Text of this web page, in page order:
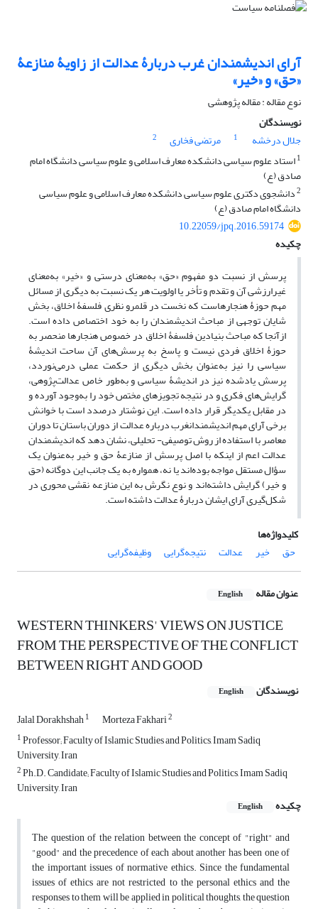
آرای اندیشمندان غرب دربارۀ عدالت ‌از زاویۀ منازعۀ
«حق» و «خیر»
نوع مقاله : مقاله پژوهشی
نویسندگان
جلال درخشه
1 مرتضی فخاری
2
1استاد علوم سیاسی دانشکده معارف اسلامی و علوم سیاسی دانشگاه امام
صادق (ع)
2دانشجوی دکتری علوم سیاسی دانشکده معارف اسلامی و علوم سیاسی
دانشگاه امام صادق (ع)
10.22059/jpq.2016.59174
چکیده
پرسش از نسبت دو مفهوم «حق» به‌معنای درستی و «خیر» به‌معنای
غیرارزشی آن و تقدم و تأخر یا اولویت هر یک نسبت به دیگری از مسائل
مهم حوزۀ هنجارهاست که نخست در قلمرو نظری فلسفۀ اخلاق، بخش
شایان توجهی از مباحث اندیشمندان را به خود اختصاص داده است.
ازآنجا که مباحث بنیادین فلسفۀ اخلاق در خصوص هنجارها منحصر به
حوزۀ اخلاق فردی نیست و پاسخ به پرسش‌های آن ساحت اندیشۀ
سیاسی را نیز به‌عنوان بخش دیگری از حکمت عملی درمی‌نوردد،
پرسش یادشده نیز در اندیشۀ سیاسی و به‌طور خاص عدالت‌پژوهی،
گرایش‌های فکری و در نتیجه تجویزهای مختص خود را به‌وجود آورده و
در مقابل یکدیگر قرار داده است. این نوشتار درصدد است با خوانش
برخی آرای مهم اندیشمندانغرب درباره عدالت از دوران باستان تا دوران
معاصر با استفاده از روش توصیفی- تحلیلی، نشان دهد که اندیشمندان
عدالت اعم از اینکه با اصل پرسش از منازعۀ حق و خیر به‌عنوان یک
سؤال مستقل مواجه بوده‌اند یا نه، همواره به یک جانب این دوگانه (حق
و خیر) گرایش داشته‌اند و نوع نگرش به این منازعه نقشی محوری در
شکل‌گیری آرای ایشان دربارۀ عدالت داشته است.
کلیدواژه‌ها
حق
خیر عدالت نتیجه‌گرایی وظیفه‌گرایی
عنوان مقاله English
WESTERN THINKERS' VIEWS ON JUSTICE
FROM THE PERSPECTIVE OF THE CONFLICT
BETWEEN RIGHT AND GOOD
نویسندگان English
Jalal Dorakhshah1 Morteza Fakhari2
1Professor; Faculty of Islamic Studies and Politics, Imam Sadiq
University, Iran
2Ph.D. Candidate; Faculty of Islamic Studies and Politics, Imam Sadiq
University, Iran
چکیده
English
The question of the relation between the concept of "right" and
"good" and the precedence of each about another has been one of
the important issues of normative ethics. Since the fundamental
issues of ethics are not restricted to the personal ethics and the
responses to them will be applied in political thoughts, the question